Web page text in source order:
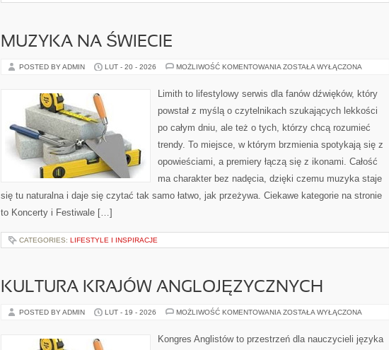
MUZYKA NA ŚWIECIE
POSTED BY ADMIN LUT - 20 - 2026 MOŻLIWOŚĆ KOMENTOWANIA MUZYKA
ZOSTAŁA WYŁĄCZONA
Limith to lifestylowy serwis dla fanów dźwięków, który
powstał z myślą o czytelnikach szukających lekkości
po całym dniu, ale też o tych, którzy chcą rozumieć
trendy. To miejsce, w którym brzmienia spotykają się z
opowieściami, a premiery łączą się z ikonami. Całość
ma charakter bez nadęcia, dzięki czemu muzyka staje
się tu naturalna i daje się czytać tak samo łatwo, jak przeżywa. Ciekawe kategorie na stronie
to Koncerty i Festiwale […]
CATEGORIES: LIFESTYLE I INSPIRACJE
KULTURA KRAJÓW ANGLOJĘZYCZNYCH
POSTED BY ADMIN LUT - 19 - 2026 MOŻLIWOŚĆ KOMENTOWANIA KULTURA
ZOSTAŁA WYŁĄCZONA
Kongres Anglistów to przestrzeń dla nauczycieli języka